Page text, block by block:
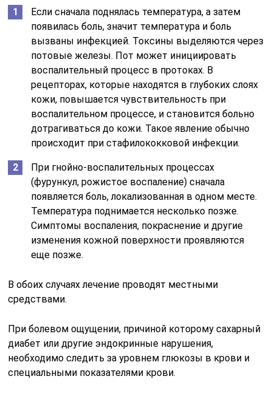
Если сначала поднялась температура, а затем
появилась боль, значит температура и боль
вызваны инфекцией. Токсины выделяются через
потовые железы. Пот может инициировать
воспалительный процесс в протоках. В
рецепторах, которые находятся в глубоких слоях
кожи, повышается чувствительность при
воспалительном процессе, и становится больно
дотрагиваться до кожи. Такое явление обычно
происходит при стафилококковой инфекции.
При гнойно-воспалительных процессах
(фурункул, рожистое воспаление) сначала
появляется боль, локализованная в одном месте.
Температура поднимается несколько позже.
Симптомы воспаления, покраснение и другие
изменения кожной поверхности проявляются
еще позже.
В обоих случаях лечение проводят местными
средствами.
При болевом ощущении, причиной которому сахарный
диабет или другие эндокринные нарушения,
необходимо следить за уровнем глюкозы в крови и
специальными показателями крови.